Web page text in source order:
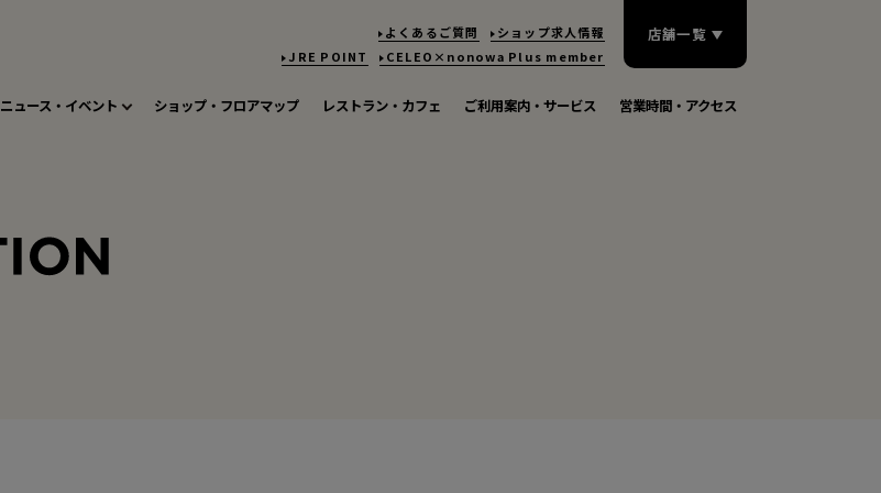
ニュース・イベント ショップ・フロアマップ レストラン・カフェ ご利用案内・サービス 営業時間・アクセス
よくあるご質問
ショップ求人情報
JRE POINT
CELEO×nonowa Plus member
店舗一覧